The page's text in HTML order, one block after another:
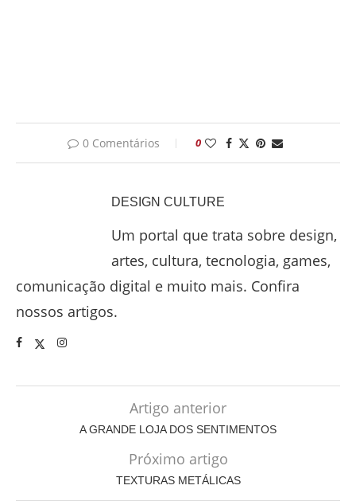
0 Comentários 0
DESIGN CULTURE
Um portal que trata sobre design,
artes, cultura, tecnologia, games,
comunicação digital e muito mais. Confira
nossos artigos.
Artigo anterior
A GRANDE LOJA DOS SENTIMENTOS
Próximo artigo
TEXTURAS METÁLICAS